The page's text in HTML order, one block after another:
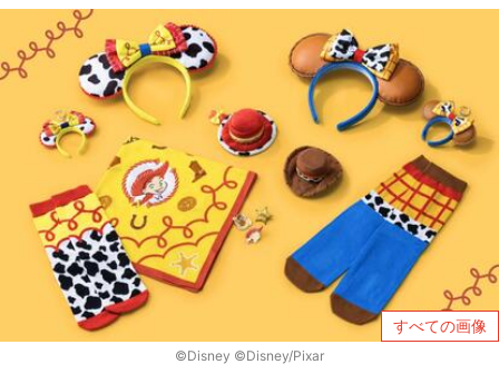
すべての画像
©Disney ©Disney/Pixar